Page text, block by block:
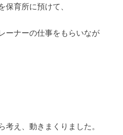
保育所に預けて、
ーナーの仕事をもらいなが
考え、動きまくりました。